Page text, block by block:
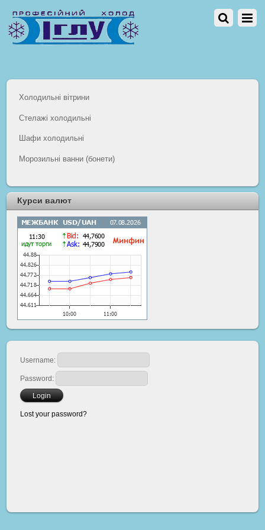
Холодильні вітрини
Стелажі холодильні
Шафи холодильні
Морозильні ванни (бонети)
Курси валют
Username:
Password:
Lost your password?